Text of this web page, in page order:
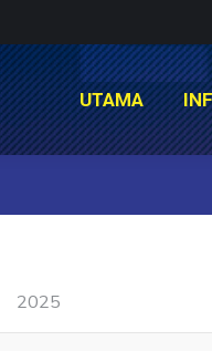
UTAMA
2025
UTAMA